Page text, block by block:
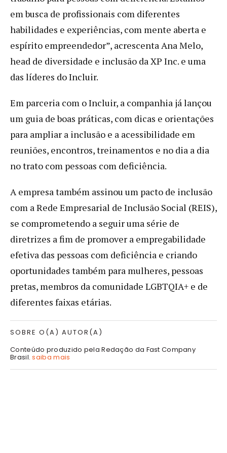
em busca de profissionais com diferentes
habilidades e experiências, com mente aberta e
espírito empreendedor”, acrescenta Ana Melo,
head de diversidade e inclusão da XP Inc. e uma
das líderes do Incluir.
Em parceria com o Incluir, a companhia já lançou
um guia de boas práticas, com dicas e orientações
para ampliar a inclusão e a acessibilidade em
reuniões, encontros, treinamentos e no dia a dia
no trato com pessoas com deficiência.
A empresa também assinou um pacto de inclusão
com a Rede Empresarial de Inclusão Social (REIS),
se comprometendo a seguir uma série de
diretrizes a fim de promover a empregabilidade
efetiva das pessoas com deficiência e criando
oportunidades também para mulheres, pessoas
pretas, membros da comunidade LGBTQIA+ e de
diferentes faixas etárias.
SOBRE O(A) AUTOR(A)
Conteúdo produzido pela Redação da Fast Company
Brasil.saiba mais